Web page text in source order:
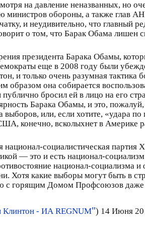
на давление неназванных, но
министров обороны, а также глав
и неудивительно, что главный
о том, что Барак Обама лишен
президента Барака Обамы,
еще в 2008 году были
и только очень разумная
образом она собирается
бросил ей в лицо на его
Барака Обамы, и это,
или, если хотите, «удара по
конечно, всколыхнет в Америке
социалистическая партия
— это и есть национал-
национал-социализма
Хотя какие выборы могут быть в
с горящим Домом Профсоюзов даже
Клинтон - ИА REGNUM") 14 Июня